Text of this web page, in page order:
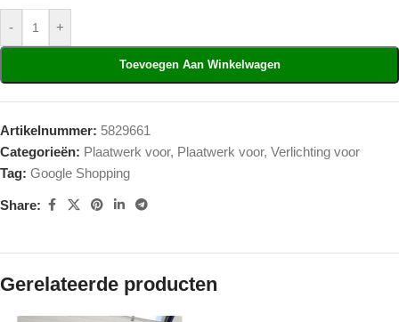
- +
Toevoegen Aan Winkelwagen
Artikelnummer: 5829661
Categorieën: Plaatwerk voor, Plaatwerk voor, Verlichting voor
Tag: Google Shopping
Share:
Gerelateerde producten